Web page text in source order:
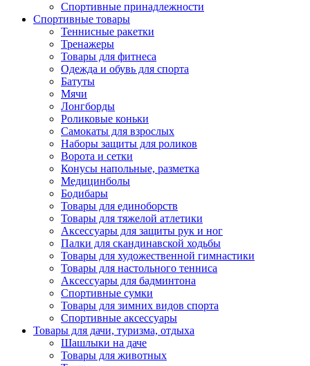
Спортивные принадлежности
Спортивные товары
Теннисные ракетки
Тренажеры
Товары для фитнеса
Одежда и обувь для спорта
Батуты
Мячи
Лонгборды
Роликовые коньки
Самокаты для взрослых
Наборы защиты для роликов
Ворота и сетки
Конусы напольные, разметка
Медицинболы
Бодибары
Товары для единоборств
Товары для тяжелой атлетики
Аксессуары для защиты рук и ног
Палки для скандинавской ходьбы
Товары для художественной гимнастики
Товары для настольного тенниса
Аксессуары для бадминтона
Спортивные сумки
Товары для зимних видов спорта
Спортивные аксессуары
Товары для дачи, туризма, отдыха
Шашлыки на даче
Товары для животных